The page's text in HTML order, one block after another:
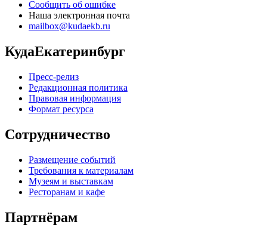
Сообщить об ошибке
Наша электронная почта
mailbox@kudaekb.ru
КудаЕкатеринбург
Пресс-релиз
Редакционная политика
Правовая информация
Формат ресурса
Сотрудничество
Размещение событий
Требования к материалам
Музеям и выставкам
Ресторанам и кафе
Партнёрам